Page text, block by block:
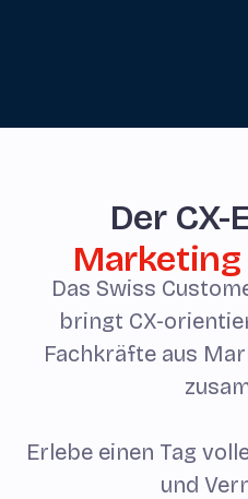
Der
Das Swiss
bringt CX-
Fachkräfte aus
Erlebe einen Tag
und